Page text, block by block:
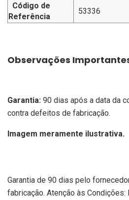
Código de
Referência
53336
Observações
Garantia: 90 dias após a data da
contra defeitos de fabricação.
Imagem meramente ilustrativa.
Garantia de 90 dias pelo
fabricação. Atenção às Condições: